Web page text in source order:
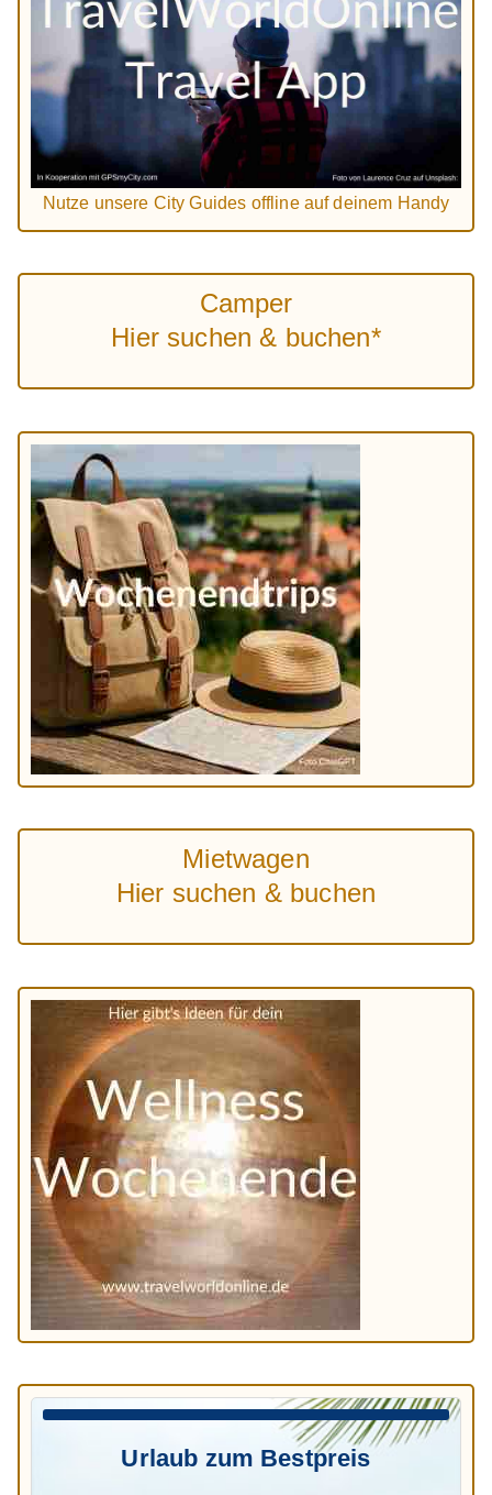
Nutze unsere City Guides offline auf deinem Handy
Camper
Hier suchen & buchen*
Mietwagen
Hier suchen & buchen
Urlaub zum Bestpreis